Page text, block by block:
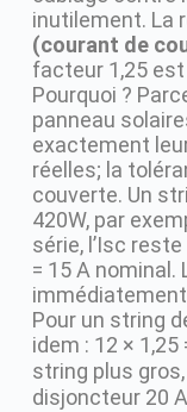
inutilement. La
(courant de
facteur 1,25
Pourquoi ?
panneau
exactement
réelles; la
couverte. Un
420W, par
série, l’Isc
= 15 A
immédiatement
Pour un string
idem : 12 ×
string plus gros,
disjoncteur 20